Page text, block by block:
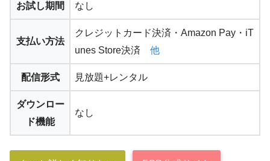
お試し期間 なし
支払い方法
クレジットカード決済・Amazon Pay・iT
unes Store決済 他
配信形式 見放題+レンタル
ダウンロー
ド機能
なし